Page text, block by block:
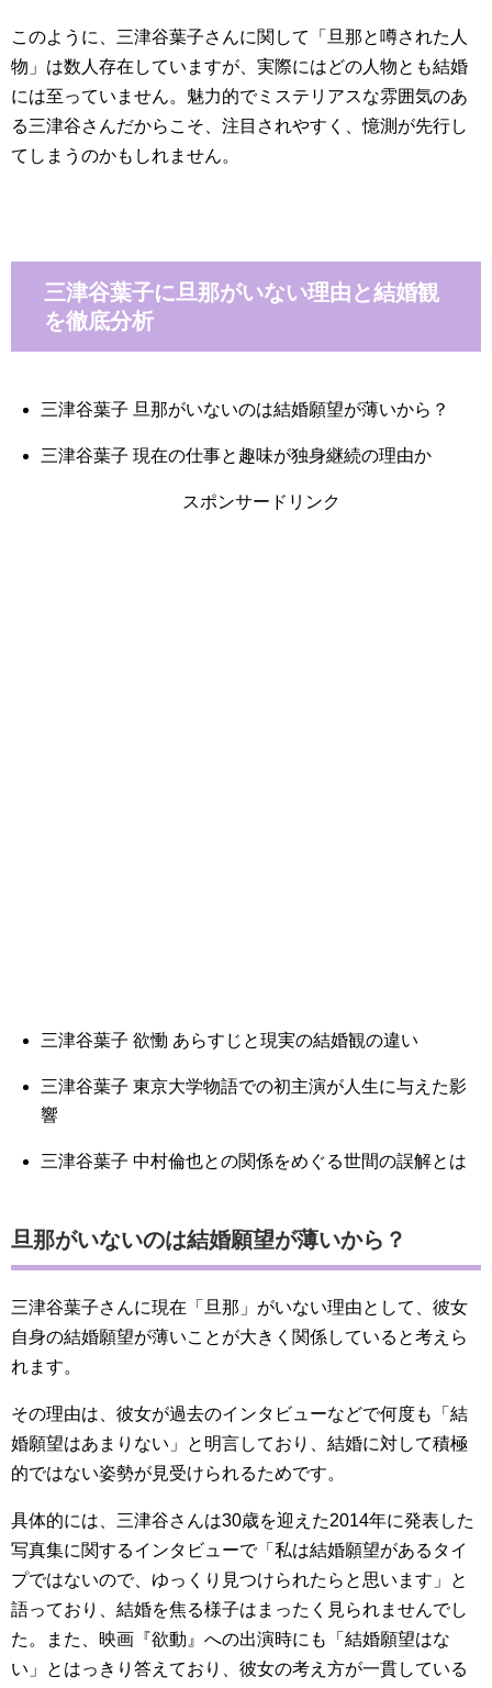
このように、三津谷葉子さんに関して「旦那と噂された人
物」は数人存在していますが、実際にはどの人物とも結婚
には至っていません。魅力的でミステリアスな雰囲気のあ
る三津谷さんだからこそ、注目されやすく、憶測が先行し
てしまうのかもしれません。
三津谷葉子に旦那がいない理由と結婚観
を徹底分析
三津谷葉子 旦那がいないのは結婚願望が薄いから？
三津谷葉子 現在の仕事と趣味が独身継続の理由か
スポンサードリンク
三津谷葉子 欲慟 あらすじと現実の結婚観の違い
三津谷葉子 東京大学物語での初主演が人生に与えた影
響
三津谷葉子 中村倫也との関係をめぐる世間の誤解とは
旦那がいないのは結婚願望が薄いから？
三津谷葉子さんに現在「旦那」がいない理由として、彼女
自身の結婚願望が薄いことが大きく関係していると考えら
れます。
その理由は、彼女が過去のインタビューなどで何度も「結
婚願望はあまりない」と明言しており、結婚に対して積極
的ではない姿勢が見受けられるためです。
具体的には、三津谷さんは30歳を迎えた2014年に発表した
写真集に関するインタビューで「私は結婚願望があるタイ
プではないので、ゆっくり見つけられたらと思います」と
語っており、結婚を焦る様子はまったく見られませんでし
た。また、映画『欲動』への出演時にも「結婚願望はな
い」とはっきり答えており、彼女の考え方が一貫している